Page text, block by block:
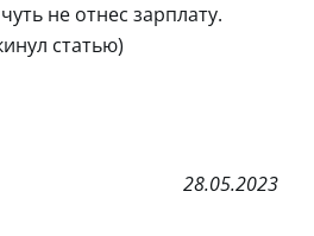
не отнес зарплату.
статью)
28.05.2023